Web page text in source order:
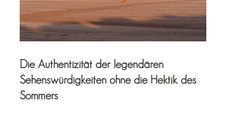
Die Authentizität der legendären
Sehenswürdigkeiten ohne die Hektik des
Sommers